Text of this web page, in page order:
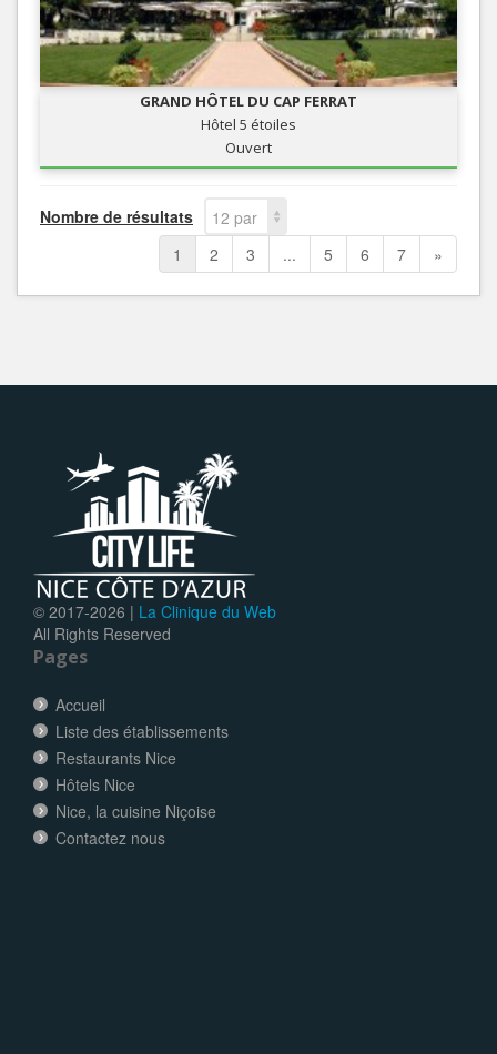
GRAND HÔTEL DU CAP FERRAT
Hôtel 5 étoiles
Ouvert
Nombre de résultats
12 par
page
1 2 3 ... 5 6 7 »
© 2017-2026 | La Clinique du Web
All Rights Reserved
Pages
Accueil
Liste des établissements
Restaurants Nice
Hôtels Nice
Nice, la cuisine Niçoise
Contactez nous